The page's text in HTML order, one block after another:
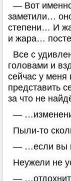
— Вот
заметили…
степени… И
и жара…
Все с
головами и
сейчас у меня
представить
за что не
—
Пыли-то
— …если вы
Неужели не
—